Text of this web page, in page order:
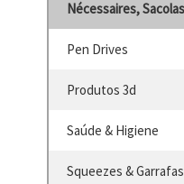
Nécessaires,
Pen Drives
Produtos 3d
Saúde & Higiene
Squeezes & Garrafas